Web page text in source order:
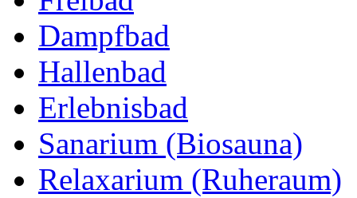
Dampfbad
Hallenbad
Erlebnisbad
Sanarium (Biosauna)
Relaxarium (Ruheraum)